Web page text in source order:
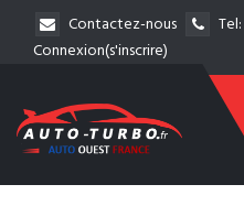
Contactez-nous Tel:
Connexion(s'inscrire)